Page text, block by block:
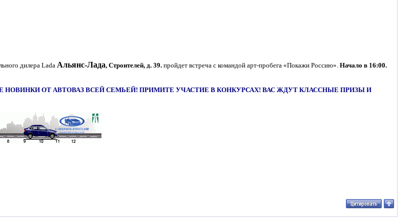
дилера Lada Альянс-Лада, Строителей, д. 39. пройдет встреча с командой арт-пробега «Покажи Россию». Начало в 16:00.
ОТ АВТОВАЗ ВСЕЙ СЕМЬЕЙ! ПРИМИТЕ УЧАСТИЕ В КОНКУРСАХ! ВАС ЖДУТ КЛАССНЫЕ ПРИЗЫ И